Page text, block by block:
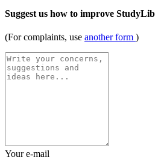
Suggest us how to improve StudyLib
(For complaints, use another form )
Your e-mail